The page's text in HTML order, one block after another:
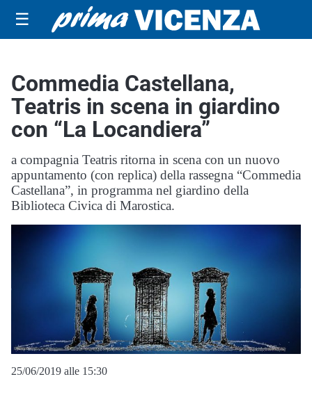
☰
Commedia Castellana,
Teatris in scena in giardino
con “La Locandiera”
a compagnia Teatris ritorna in scena con un nuovo
appuntamento (con replica) della rassegna “Commedia
Castellana”, in programma nel giardino della
Biblioteca Civica di Marostica.
25/06/2019 alle 15:30